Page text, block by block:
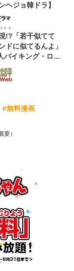
ヘジョ韓ドラ】
!?「若干似てて
ドに似てるんよ」
バイキング・ロ
った」
#無料漫画
）